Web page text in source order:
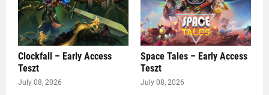
Clockfall – Early Access
Teszt
July 08, 2026
Space Tales – Early Access
Teszt
July 08, 2026